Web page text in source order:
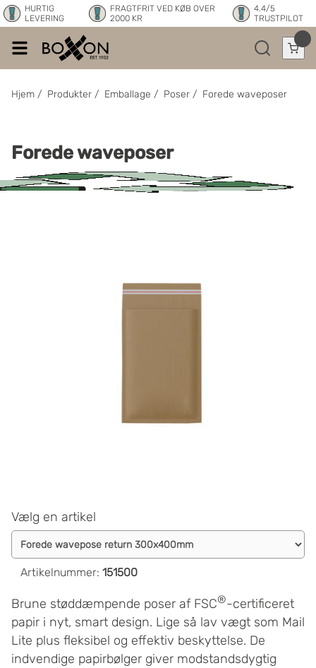
HURTIG
LEVERING
FRAGTFRIT VED KØB OVER
2000 KR
4.4/5
TRUSTPILOT
Hjem / Produkter / Emballage / Poser / Forede waveposer
Forede waveposer
Vælg en artikel
Artikelnummer: 151500
Brune støddæmpende poser af FSC®-certificeret
papir i nyt, smart design. Lige så lav vægt som Mail
Lite plus fleksibel og effektiv beskyttelse. De
indvendige papirbølger giver modstandsdygtig